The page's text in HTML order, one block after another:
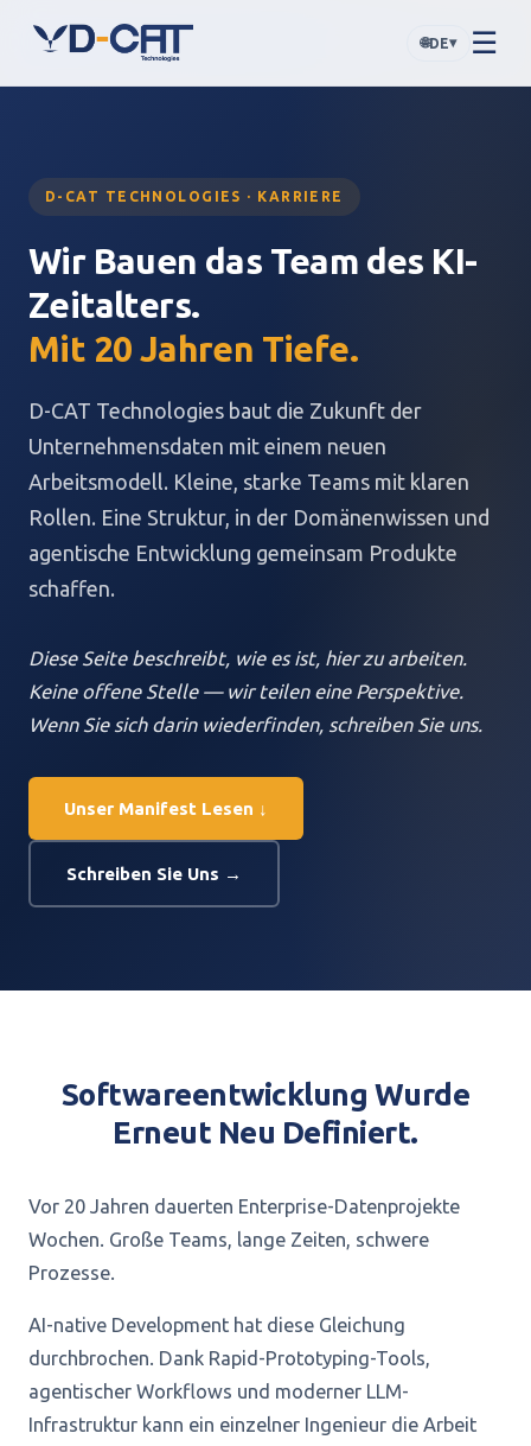
🌐DE▾ ☰
D-CAT TECHNOLOGIES · KARRIERE
Wir Bauen das Team des KI-
Zeitalters.
Mit 20 Jahren Tiefe.
D-CAT Technologies baut die Zukunft der
Unternehmensdaten mit einem neuen
Arbeitsmodell. Kleine, starke Teams mit klaren
Rollen. Eine Struktur, in der Domänenwissen und
agentische Entwicklung gemeinsam Produkte
schaffen.
Diese Seite beschreibt, wie es ist, hier zu arbeiten.
Keine offene Stelle — wir teilen eine Perspektive.
Wenn Sie sich darin wiederfinden, schreiben Sie uns.
Unser Manifest Lesen ↓
Schreiben Sie Uns →
Softwareentwicklung Wurde
Erneut Neu Definiert.
Vor 20 Jahren dauerten Enterprise-Datenprojekte
Wochen. Große Teams, lange Zeiten, schwere
Prozesse.
AI-native Development hat diese Gleichung
durchbrochen. Dank Rapid-Prototyping-Tools,
agentischer Workflows und moderner LLM-
Infrastruktur kann ein einzelner Ingenieur die Arbeit